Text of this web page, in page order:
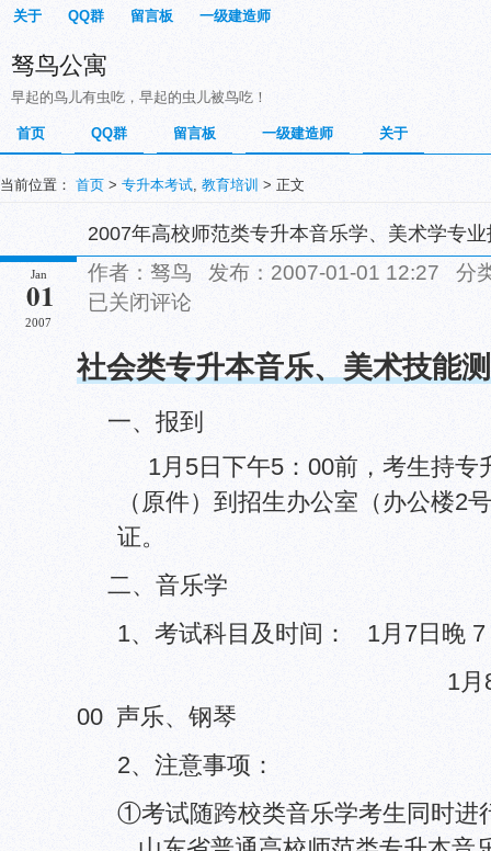
关于 QQ群 留言板 一级建造师
驽鸟公寓
早起的鸟儿有虫吃，早起的虫儿被鸟吃！
首页 QQ群 留言板 一级建造师 关于
当前位置： 首页 > 专升本考试, 教育培训 > 正文
2007年高校师范类专升本音乐学、美术学专
Jan
01
2007
作者：驽鸟 发布：2007-01-01 12:27 分
已关闭评论
社会类专升本音乐、美术技能
一、报到
1月5日下午5：00前，考生持专
（原件）到招生办公室（办公楼2
证。
二、音乐学
1、考试科目及时间： 1月7日 晚
1月
00 声乐、钢琴
2、注意事项：
①考试随跨校类音乐学考生同时进